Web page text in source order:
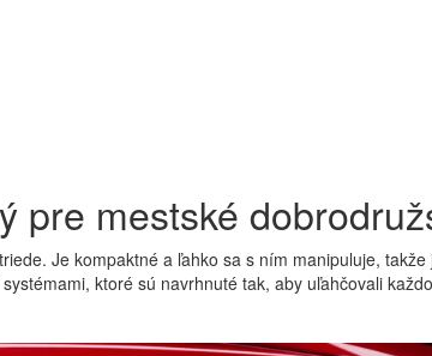
pre mestské
Je kompaktné a ľahko sa s ním manipuluje,
ktoré sú navrhnuté tak, aby uľahčovali